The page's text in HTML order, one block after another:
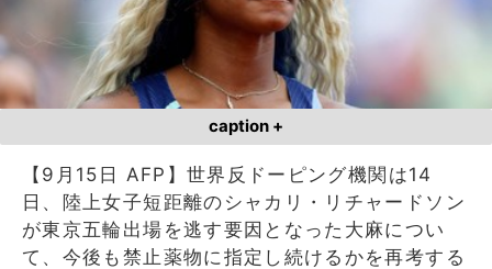
caption +
【9月15日 AFP】世界反ドーピング機関は14
日、陸上女子短距離のシャカリ・リチャードソン
が東京五輪出場を逃す要因となった大麻につい
て、今後も禁止薬物に指定し続けるかを再考する